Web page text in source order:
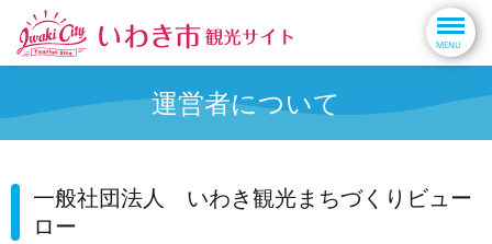
運営者について
一般社団法人 いわき観光まちづくりビュー
ロー